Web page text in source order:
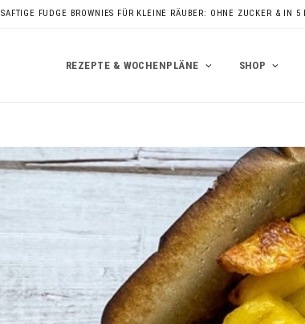
SAFTIGE FUDGE BROWNIES FÜR KLEINE RÄUBER: OHNE ZUCKER & IN 5
REZEPTE & WOCHENPLÄNE SHOP